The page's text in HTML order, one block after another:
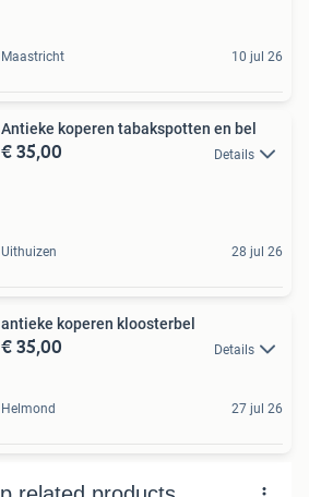
Maastricht 10 jul 26
Antieke koperen tabakspotten en bel
€ 35,00 Details
Uithuizen 28 jul 26
antieke koperen kloosterbel
€ 35,00 Details
Helmond 27 jul 26